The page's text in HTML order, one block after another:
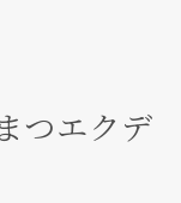
つエクデ